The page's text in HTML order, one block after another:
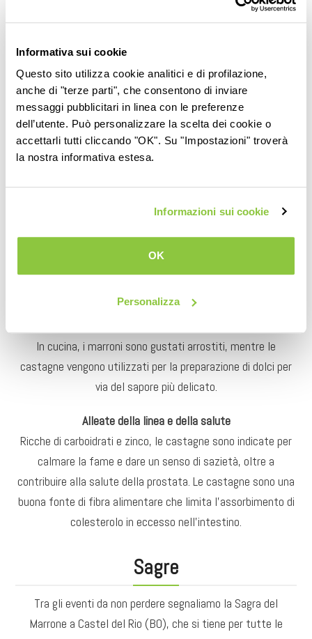
Informativa sui cookie
Questo sito utilizza cookie analitici e di profilazione,
anche di "terze parti", che consentono di inviare
messaggi pubblicitari in linea con le preferenze
dell’utente. Può personalizzare la scelta dei cookie o
accettarli tutti cliccando "OK". Su "Impostazioni" troverà
la nostra informativa estesa.
Informazioni sui cookie
OK
Personalizza
frutto completo perché ricca di carboidrati, vitamine e fibre.
Cugina dei marroni, dai quali si distingue principalmente per
colore e forma (più piccola e schiacciata e con una buccia
più scura), la castagna può essere consumata fresca,
altrimenti essiccata.
Conservazione prodotto
È possibile congelare le castagne oppure conservarle
tramite un processo di curatura in acqua, che permette di
In cucina, i marroni sono gustati arrostiti, mentre le
castagne vengono utilizzati per la preparazione di dolci per
via del sapore più delicato.
Alleate della linea e della salute
Ricche di carboidrati e zinco, le castagne sono indicate per
calmare la fame e dare un senso di sazietà, oltre a
contribuire alla salute della prostata. Le castagne sono una
buona fonte di fibra alimentare che limita l’assorbimento di
colesterolo in eccesso nell’intestino.
Sagre
Tra gli eventi da non perdere segnaliamo la Sagra del
Marrone a Castel del Rio (BO), che si tiene per tutte le